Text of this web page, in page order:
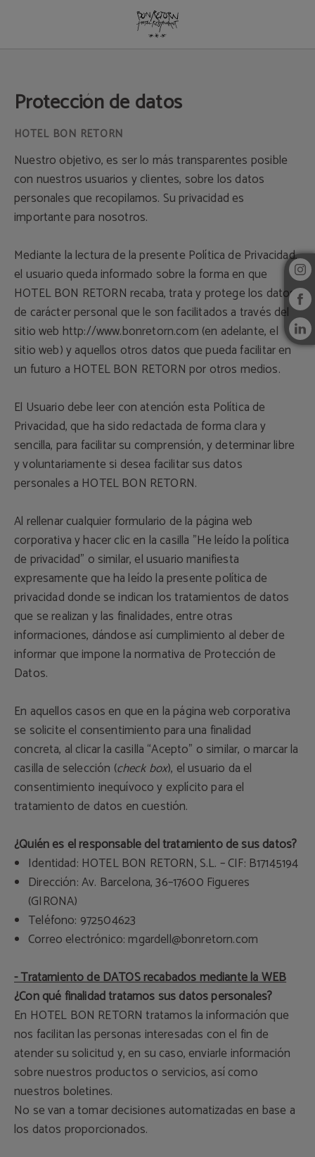
Protección de datos
Nuestro objetivo, es ser lo más transparentes posible
con nuestros usuarios y clientes, sobre los datos
personales que recopilamos. Su privacidad es
importante para nosotros.
Mediante la lectura de la presente Política de Privacidad,
el usuario queda informado sobre la forma en que
HOTEL BON RETORN recaba, trata y protege los datos
de carácter personal que le son facilitados a través del
sitio web http://www.bonretorn.com (en adelante, el
sitio web) y aquellos otros datos que pueda facilitar en
un futuro a HOTEL BON RETORN por otros medios.
El Usuario debe leer con atención esta Política de
Privacidad, que ha sido redactada de forma clara y
sencilla, para facilitar su comprensión, y determinar libre
y voluntariamente si desea facilitar sus datos
personales a HOTEL BON RETORN.
Al rellenar cualquier formulario de la página web
corporativa y hacer clic en la casilla "He leído la política
de privacidad” o similar, el usuario manifiesta
expresamente que ha leído la presente política de
privacidad donde se indican los tratamientos de datos
que se realizan y las finalidades, entre otras
informaciones, dándose así cumplimiento al deber de
informar que impone la normativa de Protección de
Datos.
En aquellos casos en que en la página web corporativa
se solicite el consentimiento para una finalidad
concreta, al clicar la casilla “Acepto” o similar, o marcar la
casilla de selección (check box), el usuario da el
consentimiento inequívoco y explícito para el
tratamiento de datos en cuestión.
¿Quién es el responsable del tratamiento de sus datos?
Identidad: HOTEL BON RETORN, S.L. – CIF: B17145194
Dirección: Av. Barcelona, 36–17600 Figueres
(GIRONA)
Teléfono: 972504623
Correo electrónico:mgardell@bonretorn.com
- Tratamiento de DATOS recabados mediante la WEB
¿Con qué finalidad tratamos sus datos personales?
En HOTEL BON RETORN tratamos la información que
nos facilitan las personas interesadas con el fin de
atender su solicitud y, en su caso, enviarle información
sobre nuestros productos o servicios, así como
nuestros boletines.
No se van a tomar decisiones automatizadas en base a
los datos proporcionados.